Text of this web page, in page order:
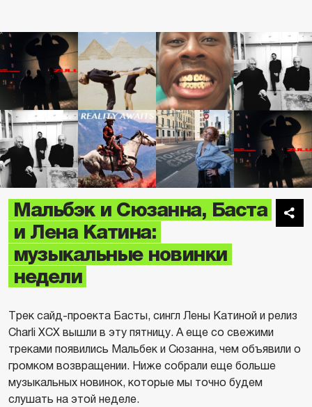
Мальбэк и Сюзанна, Баста
и Лена Катина:
музыкальные новинки
недели
Трек сайд-проекта Басты, сингл Лены Катиной и релиз
Charli XCX вышли в эту пятницу. А еще со свежими
треками появились Мальбек и Сюзанна, чем объявили о
громком возвращении. Ниже собрали еще больше
музыкальных новинок, которые мы точно будем
слушать на этой неделе.